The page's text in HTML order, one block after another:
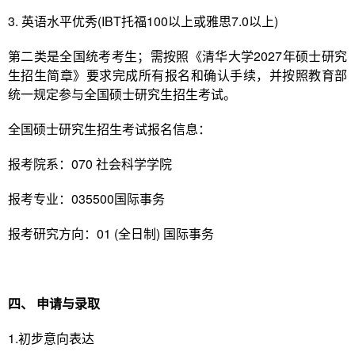
3. 英语水平优秀(IBT托福100以上或雅思7.0以上)
第二类是全国统考考生；需按照《清华大学2027年硕士研究
生招生简章》要求完成所有报名和确认手续，并按照教育部
统一规定参与全国硕士研究生招生考试。
全国硕士研究生招生考试报名信息：
报考院系：070 社会科学学院
报考专业：035500国际事务
报考研究方向：01 (全日制) 国际事务
四、 申请与录取
1.初步意向表达